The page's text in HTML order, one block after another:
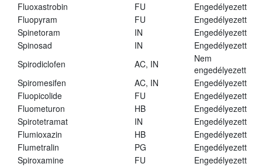
Fluoxastrobin
FU
Engedélyezett
Fluopyram
FU
Engedélyezett
Spinetoram
IN
Engedélyezett
Spinosad
IN
Engedélyezett
Spirodiclofen
AC, IN
Nem
engedélyezett
Spiromesifen
AC, IN
Engedélyezett
Fluopicolide
FU
Engedélyezett
Fluometuron
HB
Engedélyezett
Spirotetramat
IN
Engedélyezett
Flumioxazin
HB
Engedélyezett
Flumetralin
PG
Engedélyezett
Spiroxamine
FU
Engedélyezett